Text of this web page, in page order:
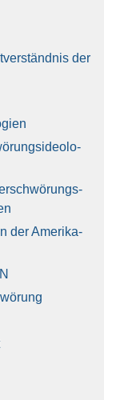
der
der Ame­ri­ka­